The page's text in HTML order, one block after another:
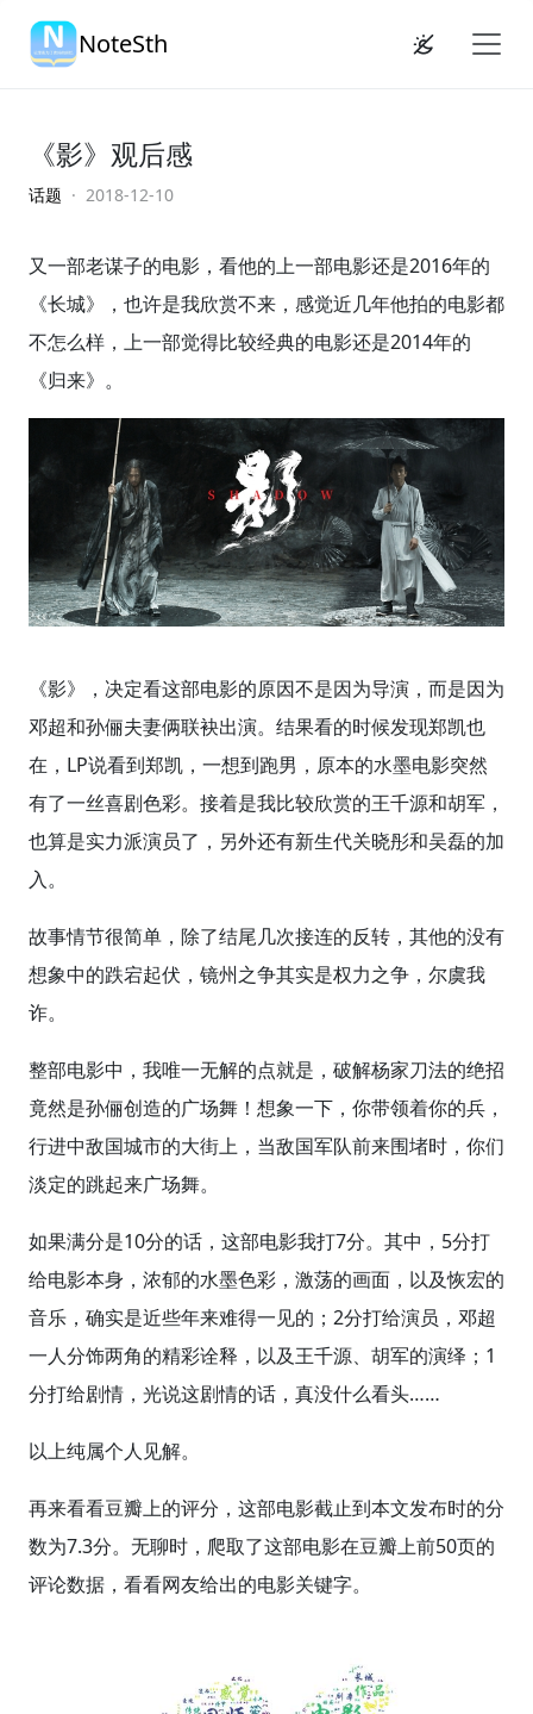
NoteSth
《影》观后感
话题 · 2018-12-10
又一部老谋子的电影，看他的上一部电影还是2016年的
《长城》，也许是我欣赏不来，感觉近几年他拍的电影都
不怎么样，上一部觉得比较经典的电影还是2014年的
《归来》。
《影》，决定看这部电影的原因不是因为导演，而是因为
邓超和孙俪夫妻俩联袂出演。结果看的时候发现郑凯也
在，LP说看到郑凯，一想到跑男，原本的水墨电影突然
有了一丝喜剧色彩。接着是我比较欣赏的王千源和胡军，
也算是实力派演员了，另外还有新生代关晓彤和吴磊的加
入。
故事情节很简单，除了结尾几次接连的反转，其他的没有
想象中的跌宕起伏，镜州之争其实是权力之争，尔虞我
诈。
整部电影中，我唯一无解的点就是，破解杨家刀法的绝招
竟然是孙俪创造的广场舞！想象一下，你带领着你的兵，
行进中敌国城市的大街上，当敌国军队前来围堵时，你们
淡定的跳起来广场舞。
如果满分是10分的话，这部电影我打7分。其中，5分打
给电影本身，浓郁的水墨色彩，激荡的画面，以及恢宏的
音乐，确实是近些年来难得一见的；2分打给演员，邓超
一人分饰两角的精彩诠释，以及王千源、胡军的演绎；1
分打给剧情，光说这剧情的话，真没什么看头……
以上纯属个人见解。
再来看看豆瓣上的评分，这部电影截止到本文发布时的分
数为7.3分。无聊时，爬取了这部电影在豆瓣上前50页的
评论数据，看看网友给出的电影关键字。